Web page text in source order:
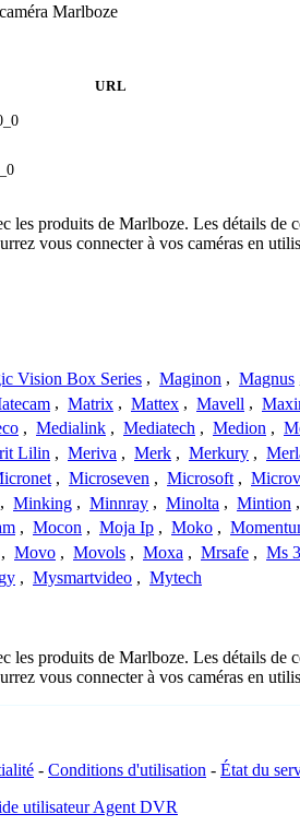
Marlboze
URL
produits de Marlboze. Les détails
vous connecter à vos caméras en
Vision Box Series , Maginon , Magnus
, Matrix , Mattex , Mavell ,
, Medialink , Mediatech , Medion ,
Lilin , Meriva , Merk , Merkury ,
, Microseven , Microsoft ,
, Minking , Minnray , Minolta , Mintion ,
, Mocon , Moja Ip , Moko ,
, Movo , Movols , Moxa , Mrsafe , Ms
, Mysmartvideo , Mytech
produits de Marlboze. Les détails
vous connecter à vos caméras en
- Conditions d'utilisation - État du
utilisateur Agent DVR